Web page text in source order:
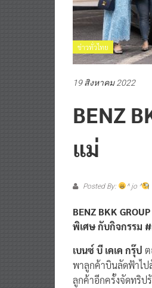
ข่าวทั่วไทย
19 สิงหาคม 2022
BENZ
แม่
Posted By: ^ jo ^
BENZ BKK
พิเศษ กับกิจกรรม
เบนซ์ บี เคเค กรุ๊ป
พาลูกค้าบินลัดฟ้าไป
ลูกค้าอีกครั้งจัดทริป